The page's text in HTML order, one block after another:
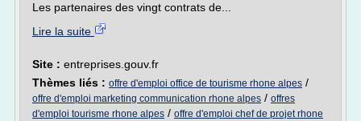
Les partenaires des vingt contrats de...
Lire la suite
Site : entreprises.gouv.fr
Thèmes liés : offre d'emploi office de tourisme rhone alpes /
offre d'emploi marketing communication rhone alpes / offres
d'emploi tourisme rhone alpes / offre d'emploi chef de projet rhone